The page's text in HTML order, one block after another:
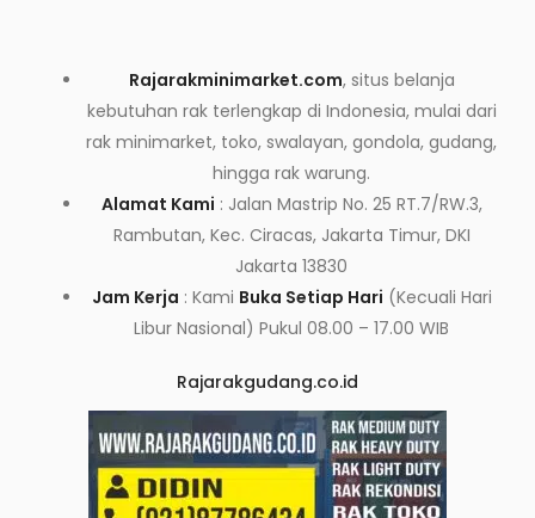
Rajarakminimarket.com, situs belanja
kebutuhan rak terlengkap di Indonesia, mulai dari
rak minimarket, toko, swalayan, gondola, gudang,
hingga rak warung.
Alamat Kami : Jalan Mastrip No. 25 RT.7/RW.3,
Rambutan, Kec. Ciracas, Jakarta Timur, DKI
Jakarta 13830
Jam Kerja : Kami Buka Setiap Hari (Kecuali Hari
Libur Nasional) Pukul 08.00 – 17.00 WIB
Rajarakgudang.co.id